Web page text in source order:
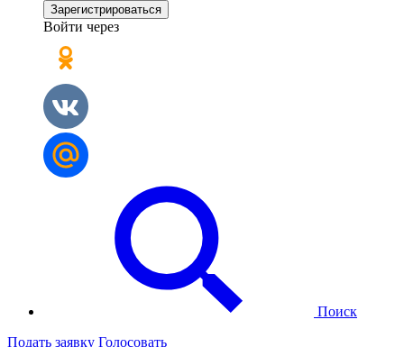
Зарегистрироваться
Войти через
Поиск
Подать заявку Голосовать